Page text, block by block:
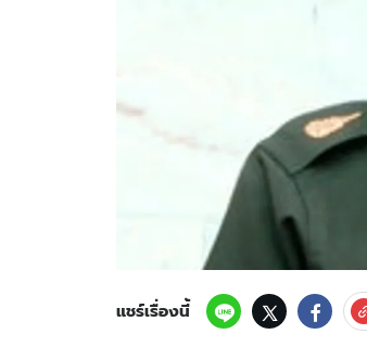
บริษัท อิมเมจ ฟิวเจอร์ (ป
แชร์เรื่องนี้